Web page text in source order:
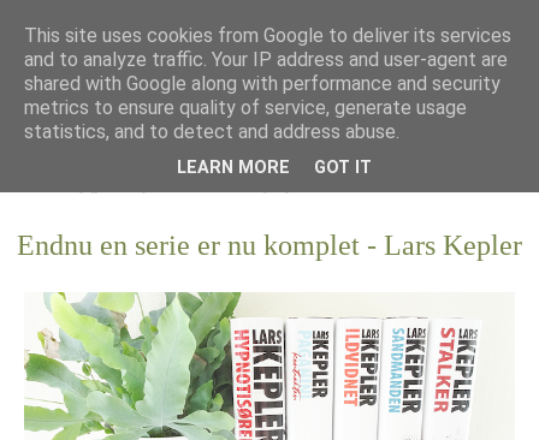
Endnu en serie er nu komplet - Lars Kepler
This site uses cookies from Google to deliver its services
and to analyze traffic. Your IP address and user-agent are
shared with Google along with performance and security
metrics to ensure quality of service, generate usage
statistics, and to detect and address abuse.
LEARN MORE GOT IT